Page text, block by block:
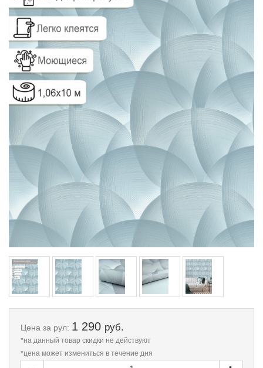
Цена за рул: 1 290 руб.
*на данный товар скидки не действуют
*цена может измениться в течение дня